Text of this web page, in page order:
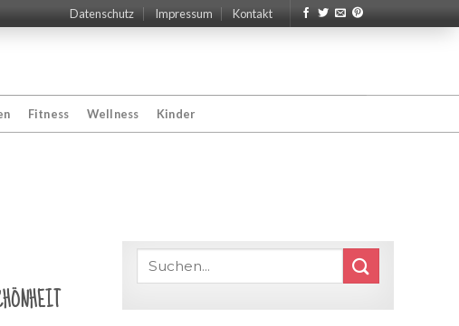
Datenschutz Impressum Kontakt
Fitness Wellness Kinder